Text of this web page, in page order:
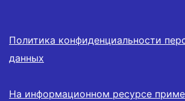
Политика конфиденциальности
данных
На информационном ресурсе